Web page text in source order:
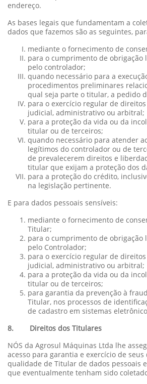
endereço.
As bases legais que fundamentam a
dados que fazemos são as seguintes,
mediante o fornecimento de
para o cumprimento de obrigação
pelo controlador;
quando necessário para a
procedimentos preliminares
qual seja parte o titular, a pedido
para o exercício regular de
judicial, administrativo ou arbitral;
para a proteção da vida ou da
titular ou de terceiros;
quando necessário para atender
legítimos do controlador ou de
de prevalecerem direitos e
titular que exijam a proteção dos
para a proteção do crédito,
na legislação pertinente.
E para dados pessoais sensíveis:
mediante o fornecimento de
Titular;
para o cumprimento de obrigação
pelo Controlador;
para o exercício regular de
judicial, administrativo ou arbitral;
para a proteção da vida ou da
titular ou de terceiros;
para garantia da prevenção à
Titular, nos processos de
de cadastro em sistemas
8. Direitos dos Titulares
NÓS da Agrosul Máquinas Ltda lhe
acesso para garantia e exercício de
qualidade de Titular de dados pessoais
que eventualmente tenham sido